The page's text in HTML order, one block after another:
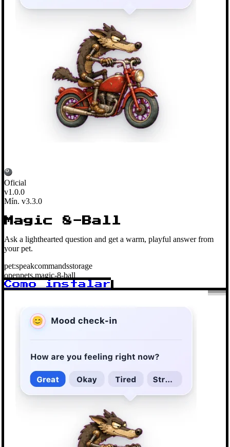
Oficial
v1.0.0
Mín. v3.3.0
Magic 8-Ball
Ask a lighthearted question and get a warm, playful answer from
your pet.
pet:speakcommandsstorage
openpets.magic-8-ball
Como instalar